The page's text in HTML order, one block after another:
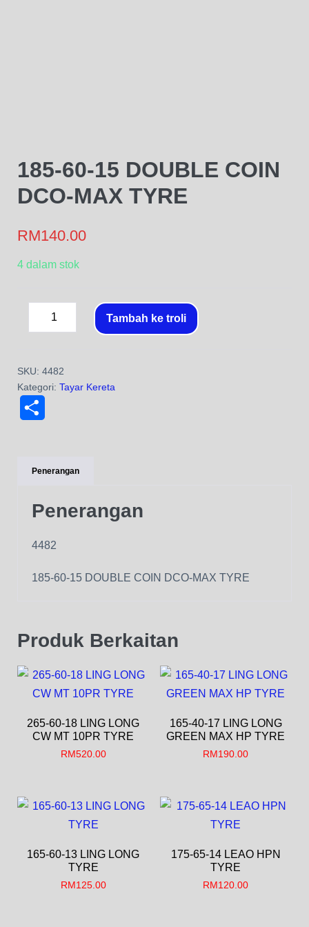
185-60-15 DOUBLE COIN
DCO-MAX TYRE
RM140.00
4 dalam stok
Tambah ke troli
SKU: 4482
Kategori: Tayar Kereta
e
Penerangan
Penerangan
4482
185-60-15 DOUBLE COIN DCO-MAX TYRE
Produk Berkaitan
265-60-18 LING LONG
CW MT 10PR TYRE
RM520.00
165-40-17 LING LONG
GREEN MAX HP TYRE
RM190.00
165-60-13 LING LONG
TYRE
RM125.00
175-65-14 LEAO HPN
TYRE
RM120.00